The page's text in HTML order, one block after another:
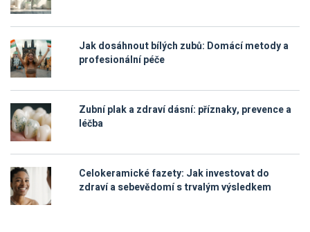
Jak dosáhnout bílých zubů: Domácí metody a
profesionální péče
Zubní plak a zdraví dásní: příznaky, prevence a
léčba
Celokeramické fazety: Jak investovat do
zdraví a sebevědomí s trvalým výsledkem